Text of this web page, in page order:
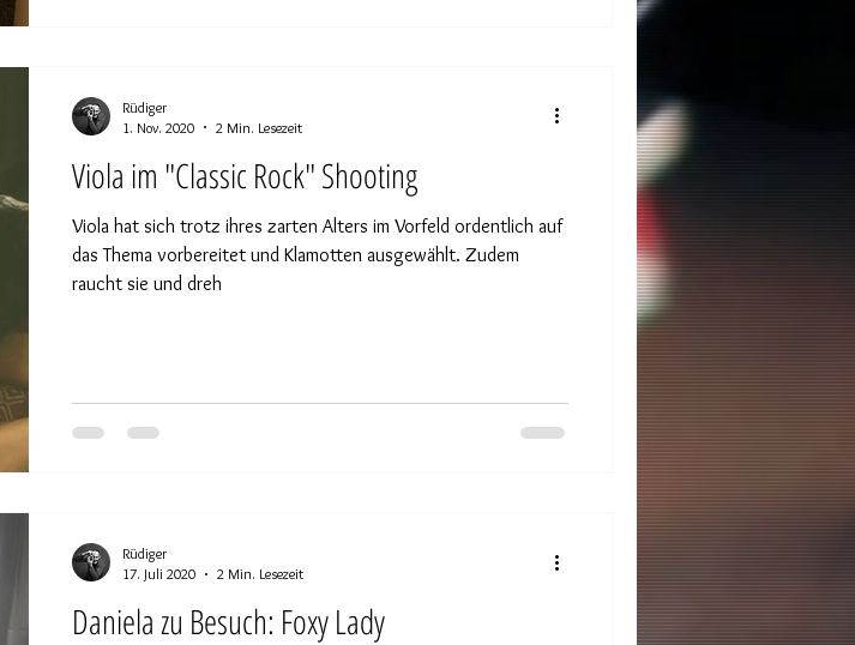
Viola im "Classic Rock" Shooting
Viola hat sich trotz ihres zarten Alters im Vorfeld ordentlich auf
das Thema vorbereitet und Klamotten ausgewählt. Zudem
raucht sie und dreh
Rüdiger
1. Nov. 2020
2 Min. Lesezeit
Daniela zu Besuch: Foxy Lady
Rüdiger
17. Juli 2020
2 Min. Lesezeit